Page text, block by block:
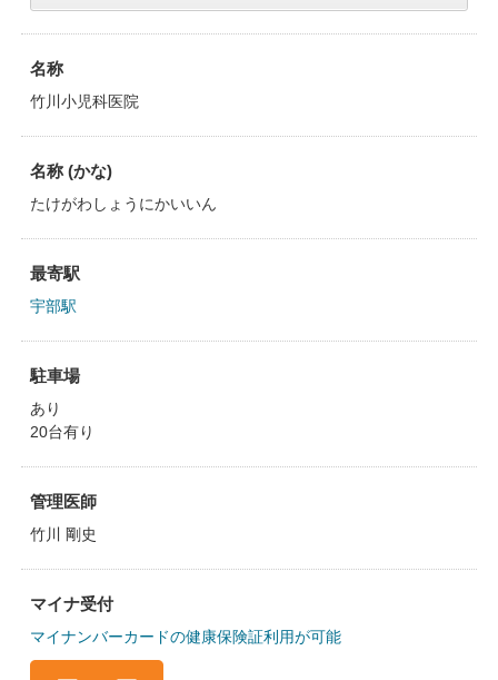
名称
竹川小児科医院
名称 (かな)
たけがわしょうにかいいん
最寄駅
宇部駅
駐車場
あり
20台有り
管理医師
竹川 剛史
マイナ受付
マイナンバーカードの健康保険証利用が可能